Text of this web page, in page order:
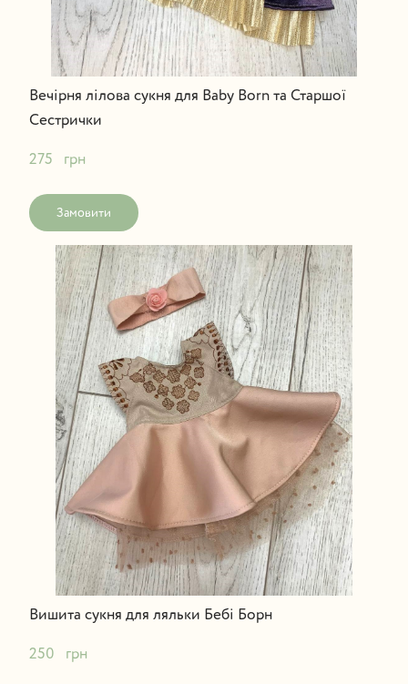
Вечірня лілова сукня для Baby Born та Старшої
Сестрички
275   грн
Замовити
Вишита сукня для ляльки Бебі Борн
250   грн